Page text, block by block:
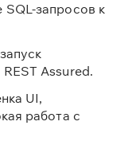
запросов к
Assured.
UI,
работа с